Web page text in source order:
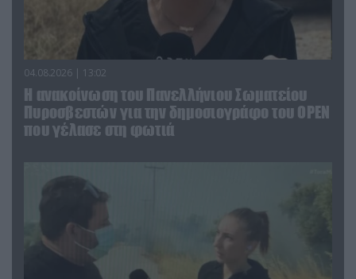
04.08.2026 | 13:02
Η ανακοίνωση του Πανελλήνιου Σωματείου
Πυροσβεστών για την δημοσιογράφο του OPEN
που γέλασε στη φωτιά